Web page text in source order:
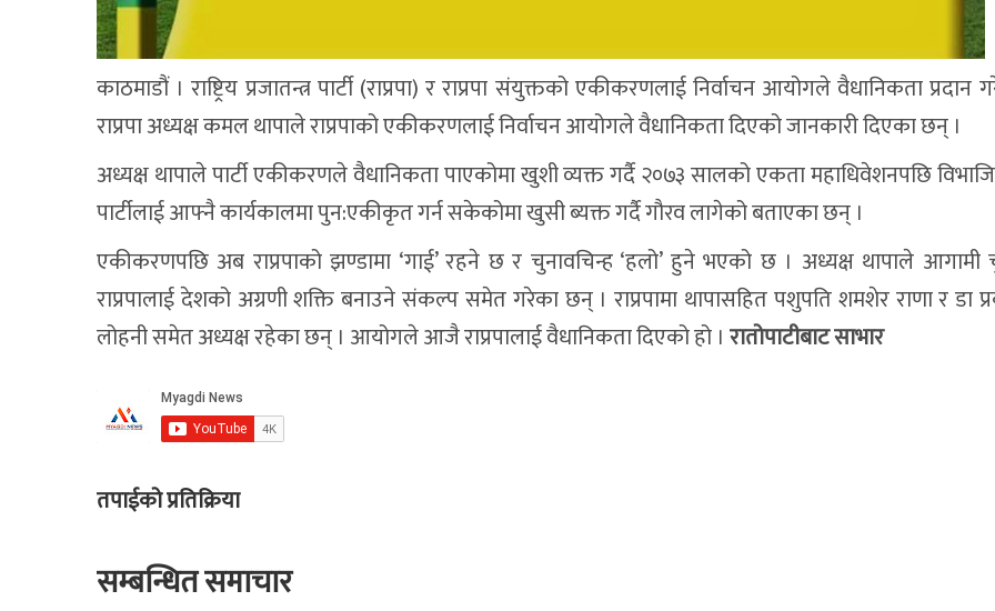
काठमाडौं । राष्ट्रिय प्रजातन्त्र पार्टी (राप्रपा) र राप्रपा संयुक्तको एकीकरणलाई निर्वाचन आयोगले वैधानिकता
राप्रपा अध्यक्ष कमल थापाले राप्रपाको एकीकरणलाई निर्वाचन आयोगले वैधानिकता दिएको जानकारी दिएका छन् ।
अध्यक्ष थापाले पार्टी एकीकरणले वैधानिकता पाएकोमा खुशी व्यक्त गर्दै २०७३ सालको एकता महाधिवेशनपछि
पार्टीलाई आफ्नै कार्यकालमा पुन:एकीकृत गर्न सकेकोमा खुसी ब्यक्त गर्दै गौरव लागेको बताएका छन् ।
एकीकरणपछि अब राप्रपाको झण्डामा ‘गाई’ रहने छ र चुनावचिन्ह ‘हलो’ हुने भएको छ । अध्यक्ष थापाले आगामी
राप्रपालाई देशको अग्रणी शक्ति बनाउने संकल्प समेत गरेका छन् । राप्रपामा थापासहित पशुपति शमशेर राणा र डा
लोहनी समेत अध्यक्ष रहेका छन् । आयोगले आजै राप्रपालाई वैधानिकता दिएको हो । रातोपाटीबाट साभार
तपाईको प्रतिक्रिया
सम्बन्धित समाचार